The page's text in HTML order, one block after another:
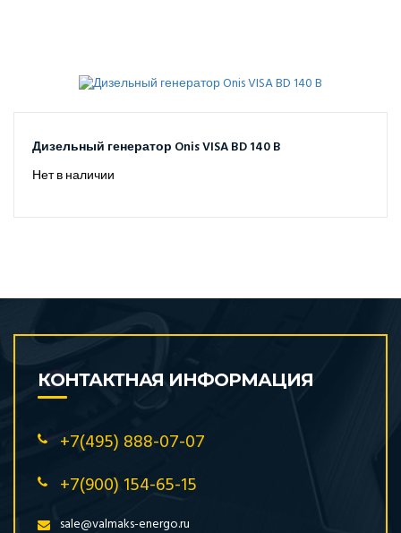
Дизельный генератор Onis VISA BD 140 B
Нет в наличии
КОНТАКТНАЯ ИНФОРМАЦИЯ
+7(495) 888-07-07
+7(900) 154-65-15
sale@valmaks-energo.ru